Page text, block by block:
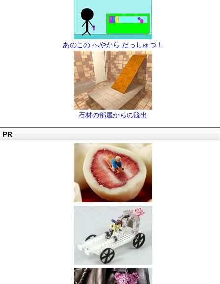
あのこの へやから だっしゅつ！
石材の部屋からの脱出
PR